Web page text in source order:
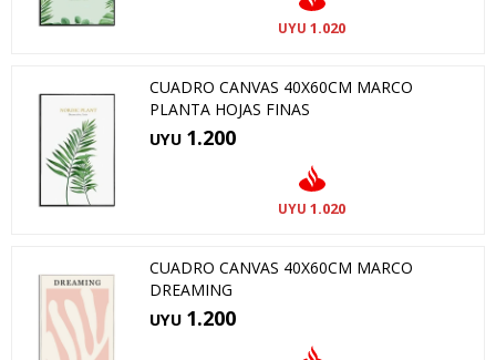
UYU 1.020
CUADRO CANVAS 40X60CM MARCO
PLANTA HOJAS FINAS
UYU 1.200
UYU 1.020
CUADRO CANVAS 40X60CM MARCO
DREAMING
UYU 1.200